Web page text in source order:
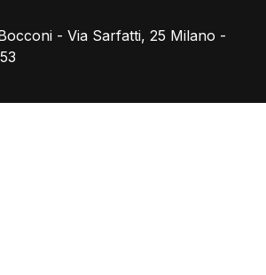
- Via Sarfatti, 25 Milano -